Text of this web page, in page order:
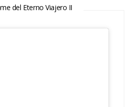
del Eterno Viajero II